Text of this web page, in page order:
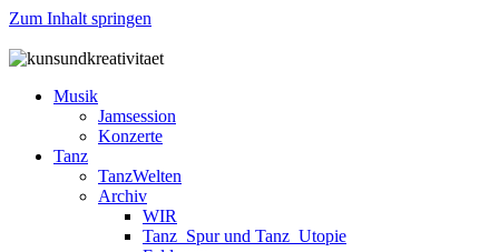
Zum Inhalt springen
Musik
Jamsession
Konzerte
Tanz
TanzWelten
Archiv
WIR
Tanz_Spur und Tanz_Utopie